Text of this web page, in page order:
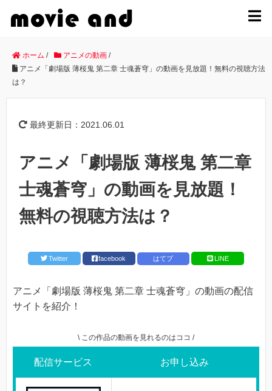
ホーム / アニメの動画 /
アニメ「劇場版 薄桜鬼 第二章 士魂蒼穹」の動画を見放題！無料の視聴方法
は？
最終更新日：2021.06.01
アニメ「劇場版 薄桜鬼 第二章
士魂蒼穹」の動画を見放題！
無料の視聴方法は？
Twitter facebook はてブ LINE
アニメ「劇場版 薄桜鬼 第二章 士魂蒼穹」の動画の配信
サイトを紹介！
\ この作品の動画を見れるのはココ /
配信サービス お申し込み